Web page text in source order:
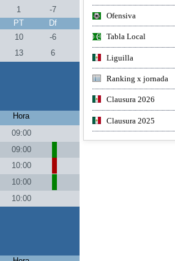
1
-7
PT
Df
10
-6
13 6
Hora
09:00
09:00
10:00
10:00
10:00
Ofensiva
Tabla Local
Liguilla
Ranking x jornada
Clausura 2026
Clausura 2025